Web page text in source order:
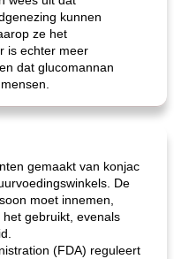
dorpspizza
kunnen
ze het
is echter meer
dat glucomannan
gemaakt van konjac
De
moet innemen,
gebruikt, evenals
(FDA) reguleert